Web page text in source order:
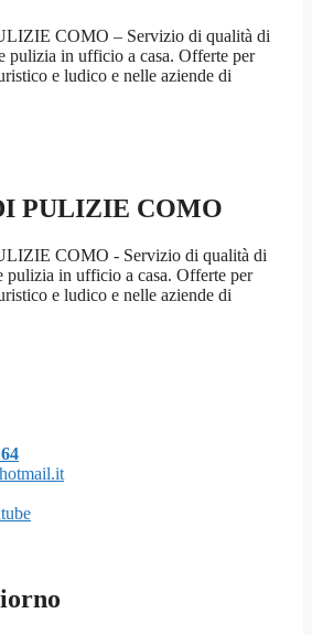
COMO – Servizio di qualità di
pulizia in ufficio a casa. Offerte per
e ludico e nelle aziende di
PULIZIE COMO
COMO - Servizio di qualità di
pulizia in ufficio a casa. Offerte per
e ludico e nelle aziende di